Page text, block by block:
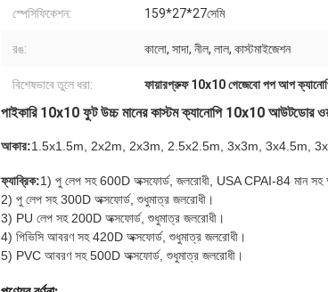
স্পেসিফিকেশন: 159*27*27সেমি
রঙ: কালো, সাদা, নীল, লাল, কাস্টমাইজেশন
বিশেষভাবে তুলে ধরা: ফায়ারপ্রুফ 10x10 গেজেবো পপ আপ
পাইকারি 10x10 ফুট উচ্চ মানের কাস্টম ক্যানোপি 10x10 আউটডোর
আকার:1.5x1.5m, 2x2m, 2x3m, 2.5x2.5m, 3x3m, 3x4.5m,
ফ্যাব্রিক:1) পু লেপ সহ 600D অক্সফোর্ড, জলরোধী, USA CPAI-84 মান সহ
2) পু লেপ সহ 300D অক্সফোর্ড, শুধুমাত্র জলরোধী।
3) PU লেপ সহ 200D অক্সফোর্ড, শুধুমাত্র জলরোধী।
4) পিভিসি আবরণ সহ 420D অক্সফোর্ড, শুধুমাত্র জলরোধী।
5) PVC আবরণ সহ 500D অক্সফোর্ড, শুধুমাত্র জলরোধী।